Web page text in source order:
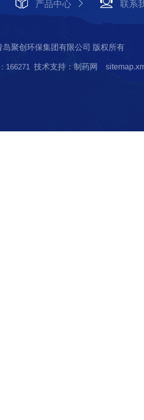
产品中心 联系
聚创环保集团有限公司 版权所有
166271 技术支持：制药网